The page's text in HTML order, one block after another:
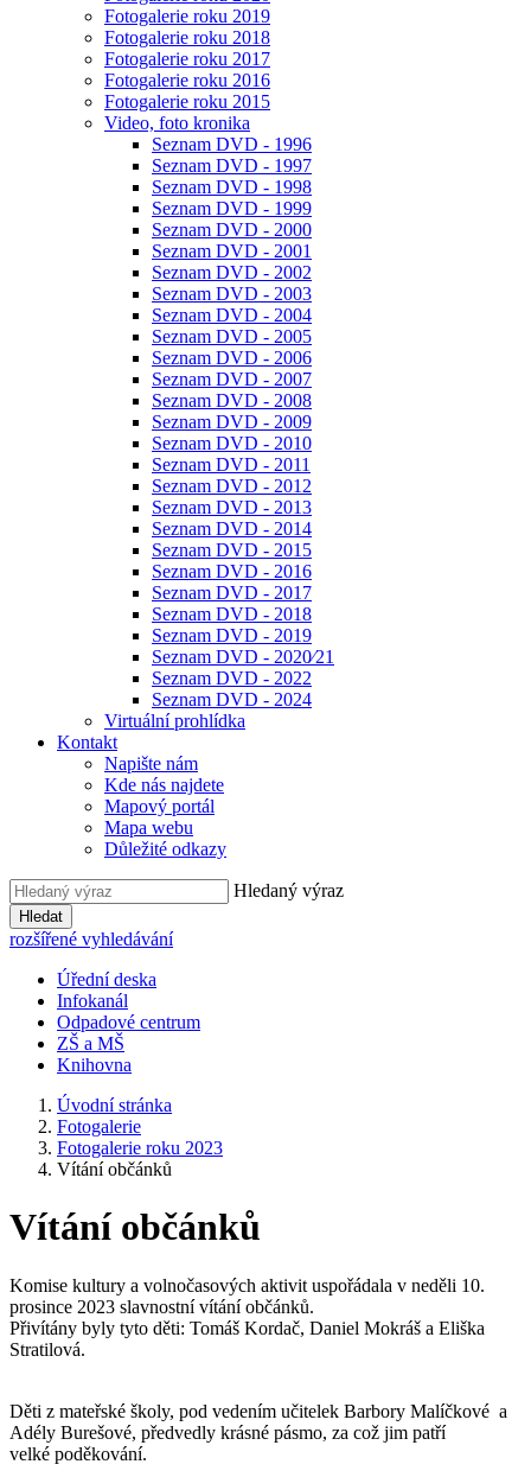
Fotogalerie roku 2019
Fotogalerie roku 2018
Fotogalerie roku 2017
Fotogalerie roku 2016
Fotogalerie roku 2015
Video, foto kronika
Seznam DVD - 1996
Seznam DVD - 1997
Seznam DVD - 1998
Seznam DVD - 1999
Seznam DVD - 2000
Seznam DVD - 2001
Seznam DVD - 2002
Seznam DVD - 2003
Seznam DVD - 2004
Seznam DVD - 2005
Seznam DVD - 2006
Seznam DVD - 2007
Seznam DVD - 2008
Seznam DVD - 2009
Seznam DVD - 2010
Seznam DVD - 2011
Seznam DVD - 2012
Seznam DVD - 2013
Seznam DVD - 2014
Seznam DVD - 2015
Seznam DVD - 2016
Seznam DVD - 2017
Seznam DVD - 2018
Seznam DVD - 2019
Seznam DVD - 2020⁄21
Seznam DVD - 2022
Seznam DVD - 2024
Virtuální prohlídka
Kontakt
Napište nám
Kde nás najdete
Mapový portál
Mapa webu
Důležité odkazy
Hledaný výraz
Hledat
rozšířené vyhledávání
Úřední deska
Infokanál
Odpadové centrum
ZŠ a MŠ
Knihovna
Úvodní stránka
Fotogalerie
Fotogalerie roku 2023
Vítání občánků
Vítání občánků
Komise kultury a volnočasových aktivit uspořádala v neděli 10.
prosince 2023 slavnostní vítání občánků.
Přivítány byly tyto děti: Tomáš Kordač, Daniel Mokráš a Eliška
Stratilová.
Děti z mateřské školy, pod vedením učitelek Barbory Malíčkové a
Adély Burešové, předvedly krásné pásmo, za což jim patří
velké poděkování.